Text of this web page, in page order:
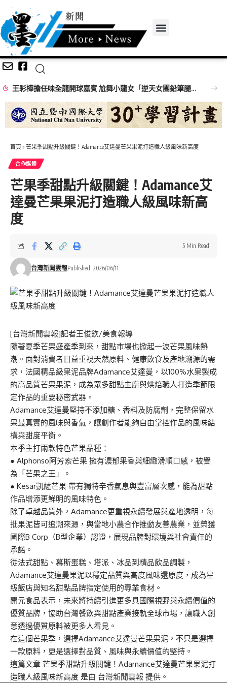
王彩樺擔任味全龍開球嘉賓 尬舞小龍女「逆天女團鉛筆腿」搶鏡
首頁 » 芒果季甜點升級關鍵！Adamance艾達曼芒果果泥打造職人級風味新高度
合作媒體
芒果季甜點升級關鍵！Adamance艾
達曼芒果果泥打造職人級風味新高
度
台灣新聞雲報Published: 2026/06/11
5 Min Read
[台灣新聞雲報]記者王俊欽/美食報導
隨著夏季芒果盛產季到來，甜點市場也掀起一波芒果風味熱
潮。面對消費者日益重視天然原料、健康飲食及產地溯源的需
求，法國精品級果泥品牌Adamance艾達曼，以100%水果製成
的高品質芒果果泥，成為眾多甜點主廚與烘焙職人打造季節限
定作品的重要秘密武器。
Adamance艾達曼堅持不添加糖、香料及防腐劑，完整保留水
果最真實的風味與香氣，讓創作者能夠自由掌控作品的風味結
構與甜度平衡。
本季主打兩款特色芒果品種：
● Alphonso阿芳索芒果 擁有濃郁果香與細緻滑順口感，被譽
為「芒果之王」。
● Kesar凱薩芒果 帶有獨特辛香氣息與豐富層次感，能為甜點
作品增添更鮮明的風味特色。
除了卓越品質外，Adamance更重視永續發展與產地透明，每
批果泥皆可追溯來源，與當地小農合作推動友善農業，並榮獲
國際B Corp（B型企業）認證，展現品牌對環境與社會責任的
承諾。
從法式甜點、慕斯蛋糕、塔派、冰品到精品飲品調製，
Adamance艾達曼果泥以穩定品質與高度風味還原度，成為星
級飯店與知名甜點品牌指定使用的專業食材。
開元食品表示，未來將持續引進更多具國際視野與永續價值的
優質品牌，協助台灣餐飲與甜點產業接軌全球市場，讓職人創
意透過優質原料被更多人看見。
在這個芒果季，選擇Adamance艾達曼芒果果泥，不只是選擇
一款原料，更是選擇對品質、風味與永續價值的堅持。
這篇文章 芒果季甜點升級關鍵！Adamance艾達曼芒果果泥打
造職人級風味新高度 是由 台灣新聞雲報 提供。